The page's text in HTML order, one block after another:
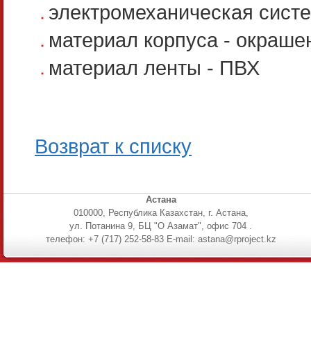
электромеханическая
материал корпуса -
материал ленты - ПВХ
Возврат к списку
Астана
010000, Республика Казахстан, г. Астана,
ул. Потанина 9, БЦ "О Азамат", офис 704 .
телефон: +7 (717) 252-58-83 E-mail: astana@rproject.kz